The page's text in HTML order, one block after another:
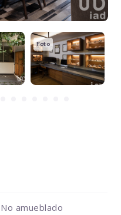
Foto
No amueblado